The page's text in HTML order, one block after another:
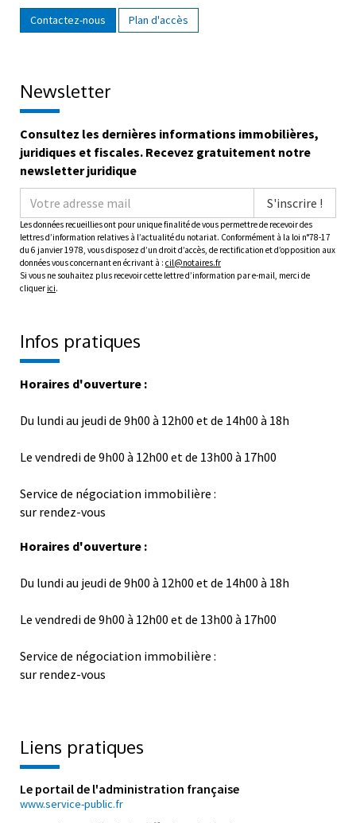
Consultez les dernières informations immobilières,
newsletter juridique
lettres d’information relatives à l’actualité du notariat. Conformément à la loi n°78-17
du 6 janvier 1978, vous disposez d’un droit d’accès, de rectification et d’opposition aux
données vous concernant en écrivant à :cil@notaires.fr
Si vous ne souhaitez plus recevoir cette lettre d’information par e-mail, merci de
cliquerici.
Horaires d'ouverture :
Du lundi au jeudi de 9h00 à 12h00 et de 14h00 à 18h
Le vendredi de 9h00 à 12h00 et de 13h00 à 17h00
Service de négociation immobilière :
Horaires d'ouverture :
Du lundi au jeudi de 9h00 à 12h00 et de 14h00 à 18h
Le vendredi de 9h00 à 12h00 et de 13h00 à 17h00
Service de négociation immobilière :
sur rendez-vous
Le portail de l'administration française
Le service public de la diffusion du droit
www.legifrance.gouv.fr